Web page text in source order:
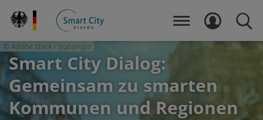
zum
MENÜ LOGIN
Adobe Stock / babaroga
Smart City Dialog:
Gemeinsam zu smarten
Kommunen und Regionen